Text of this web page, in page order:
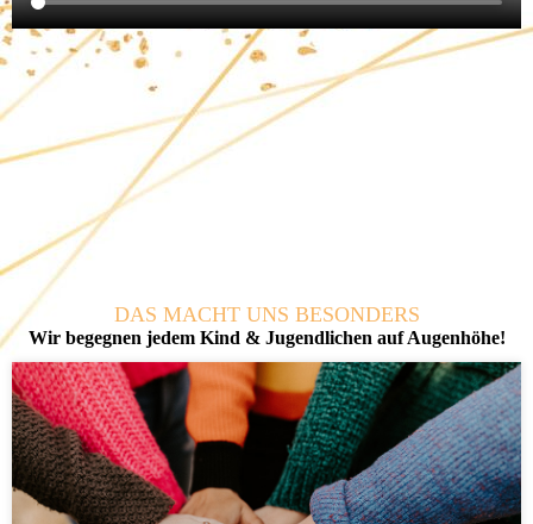
DAS MACHT UNS BESONDERS
Wir begegnen jedem Kind & Jugend­lichen auf Augenhöhe!